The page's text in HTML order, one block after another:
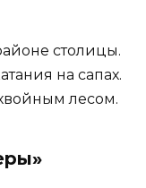
столицы.
на сапах.
лесом.